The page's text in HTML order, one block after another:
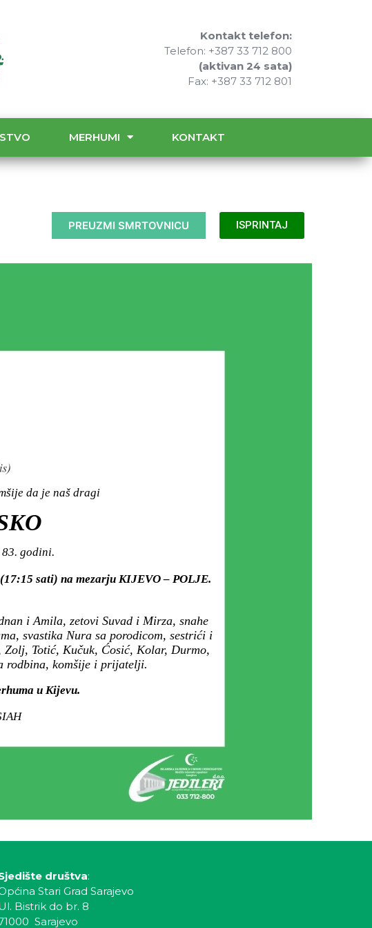
Kontakt telefon:
Telefon: +387 33 712 800
(aktivan 24 sata)
Fax: +387 33 712 801
MERHUMI KONTAKT
PREUZMI SMRTOVNICU ISPRINTAJ
da je naš dragi
godini.
sati) na mezarju KIJEVO – POLJE.
i Amila, zetovi Suvad i Mirza, snahe
svastika Nura sa porodicom, sestrići i
Zolj, Totić, Kučuk, Ćosić, Kolar, Durmo,
rodbina, komšije i prijatelji.
u Kijevu.
društva:
Stari Grad Sarajevo
Bistrik do br. 8
Sarajevo